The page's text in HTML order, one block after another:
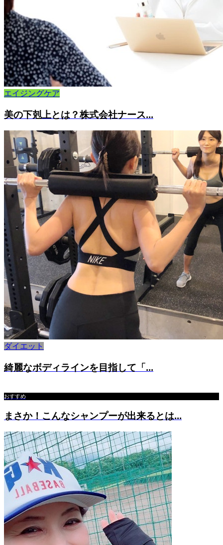
エイジングケア
美の下剋上とは？株式会社ナース...
ダイエット
綺麗なボディラインを目指して「...
おすすめ
まさか！こんなシャンプーが出来るとは...